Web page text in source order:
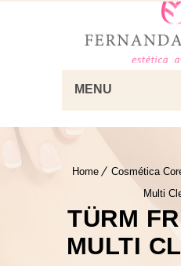
MENU
Home Cosmética
Multi
TÜRM
MULTI